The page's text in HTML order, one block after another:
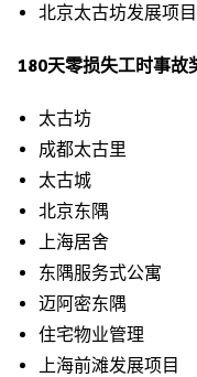
北京太古坊发展项目
180天零损失工时事故
太古坊
成都太古里
太古城
北京东隅
上海居舍
东隅服务式公寓
迈阿密东隅
住宅物业管理
上海前滩发展项目